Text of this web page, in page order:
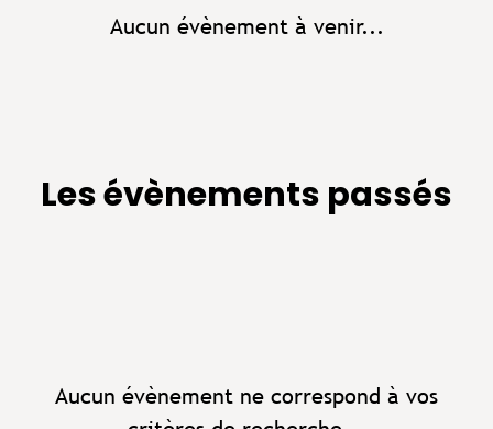
Aucun évènement à venir...
Les évènements passés
Aucun évènement ne correspond à vos